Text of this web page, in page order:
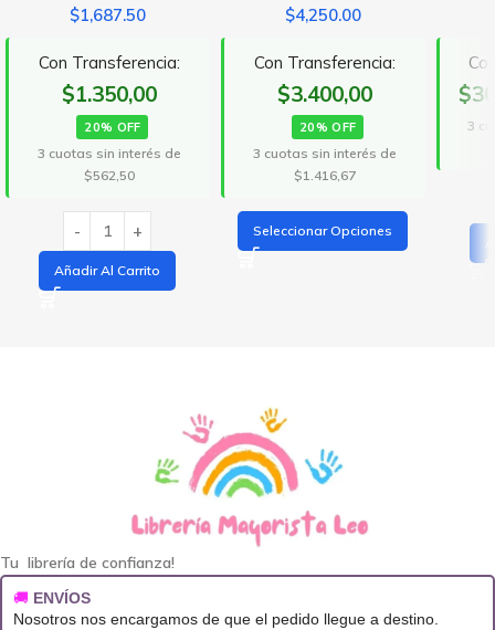
$1,687.50
Con Transferencia:
$1.350,00
20% OFF
3 cuotas sin interés de
$562,50
Añadir Al Carrito
$4,250.00
Con Transferencia:
$3.400,00
20% OFF
3 cuotas sin interés de
$1.416,67
Seleccionar Opciones
3
Tu librería de confianza!
🚚 ENVÍOS
Nosotros nos encargamos de que el pedido llegue a destino.